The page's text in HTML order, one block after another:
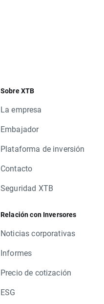
Sobre XTB
La empresa
Embajador
Plataforma de inversión
Contacto
Seguridad XTB
Relación con Inversores
Noticias corporativas
Informes
Precio de cotización
ESG